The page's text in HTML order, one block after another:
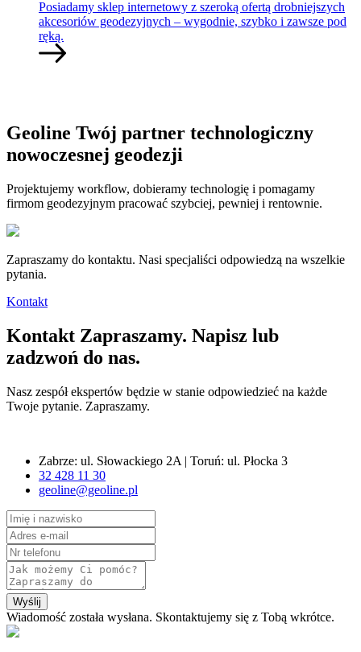
Posiadamy sklep internetowy z szeroką ofertą drobniejszych
akcesoriów geodezyjnych – wygodnie, szybko i zawsze pod
ręką.
Geoline Twój partner technologiczny
nowoczesnej geodezji
Projektujemy workflow, dobieramy technologię i pomagamy
firmom geodezyjnym pracować szybciej, pewniej i rentownie.
Zapraszamy do kontaktu. Nasi specjaliści odpowiedzą na wszelkie
pytania.
Kontakt
Kontakt Zapraszamy. Napisz lub
zadzwoń do nas.
Nasz zespół ekspertów będzie w stanie odpowiedzieć na każde
Twoje pytanie. Zapraszamy.
Zabrze: ul. Słowackiego 2A | Toruń: ul. Płocka 3
32 428 11 30
geoline@geoline.pl
Wyślij
Wiadomość została wysłana. Skontaktujemy się z Tobą wkrótce.